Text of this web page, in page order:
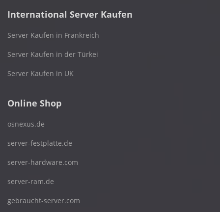
International Server Kaufen
Server Kaufen in Frankreich
Server Kaufen in der Türkei
Server Kaufen in UK
Online Shop
osnexus.de
server-festplatte.de
server-hardware.com
server-ram.de
gebraucht-server.com